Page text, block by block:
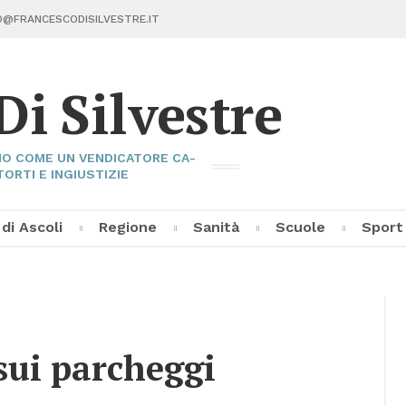
Sil­ve­stre
COME UN VEN­DI­CA­TO­RE CA­
E IN­GIU­STI­ZIE
Asco­li Re­gio­ne Sa­ni­tà Scuo­le Sport
par­cheg­gi